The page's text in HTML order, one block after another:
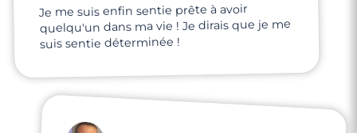
Je me suis enfin sentie prête à avoir
quelqu'un dans ma vie ! Je dirais que je me
suis sentie déterminée !